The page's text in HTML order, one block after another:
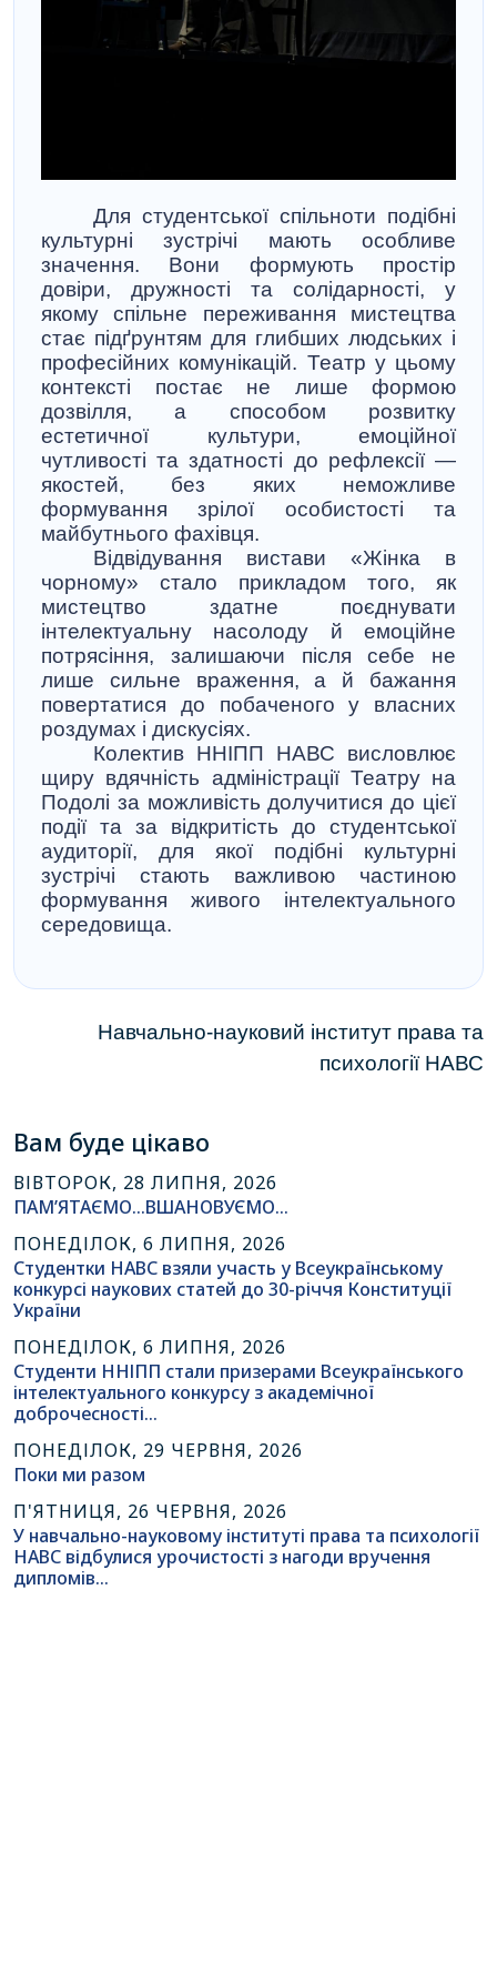
Для студентської спільноти подібні
культурні зустрічі мають особливе
значення. Вони формують простір
довіри, дружності та солідарності, у
якому спільне переживання мистецтва
стає підґрунтям для глибших людських і
професійних комунікацій. Театр у цьому
контексті постає не лише формою
дозвілля, а способом розвитку
естетичної культури, емоційної
чутливості та здатності до рефлексії —
якостей, без яких неможливе
формування зрілої особистості та
майбутнього фахівця.
Відвідування вистави «Жінка в
чорному» стало прикладом того, як
мистецтво здатне поєднувати
інтелектуальну насолоду й емоційне
потрясіння, залишаючи після себе не
лише сильне враження, а й бажання
повертатися до побаченого у власних
роздумах і дискусіях.
Колектив ННІПП НАВС висловлює
щиру вдячність адміністрації Театру на
Подолі за можливість долучитися до цієї
події та за відкритість до студентської
аудиторії, для якої подібні культурні
зустрічі стають важливою частиною
формування живого інтелектуального
середовища.
Навчально-науковий інститут права та
психології НАВС
Вам буде цікаво
ВІВТОРОК, 28 ЛИПНЯ, 2026
ПАМ’ЯТАЄМО…ВШАНОВУЄМО…
ПОНЕДІЛОК, 6 ЛИПНЯ, 2026
Студентки НАВС взяли участь у Всеукраїнському
конкурсі наукових статей до 30-річчя Конституції
України
ПОНЕДІЛОК, 6 ЛИПНЯ, 2026
Студенти ННІПП стали призерами Всеукраїнського
інтелектуального конкурсу з академічної
доброчесності…
ПОНЕДІЛОК, 29 ЧЕРВНЯ, 2026
Поки ми разом
П'ЯТНИЦЯ, 26 ЧЕРВНЯ, 2026
У навчально-науковому інституті права та психології
НАВС відбулися урочистості з нагоди вручення
дипломів…